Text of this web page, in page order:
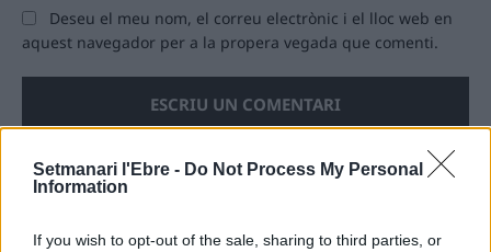
Setmanari l'Ebre - Do Not Process My Personal
Information
If you wish to opt-out of the sale, sharing to third parties, or
Deseu el meu nom, el correu electrònic i el lloc web en
aquest navegador per a la propera vegada que comenti.